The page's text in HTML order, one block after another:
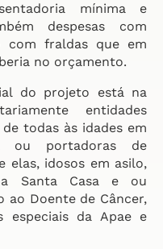
mínima e
despesas com
com fraldas que em
no orçamento.
do projeto está na
entidades
todas às idades em
ou portadoras de
elas, idosos em asilo,
Santa Casa e ou
ao Doente de Câncer,
especiais da Apae e